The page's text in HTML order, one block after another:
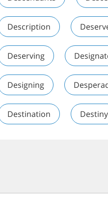
Description
Deserving
Designing
Destination Destiny